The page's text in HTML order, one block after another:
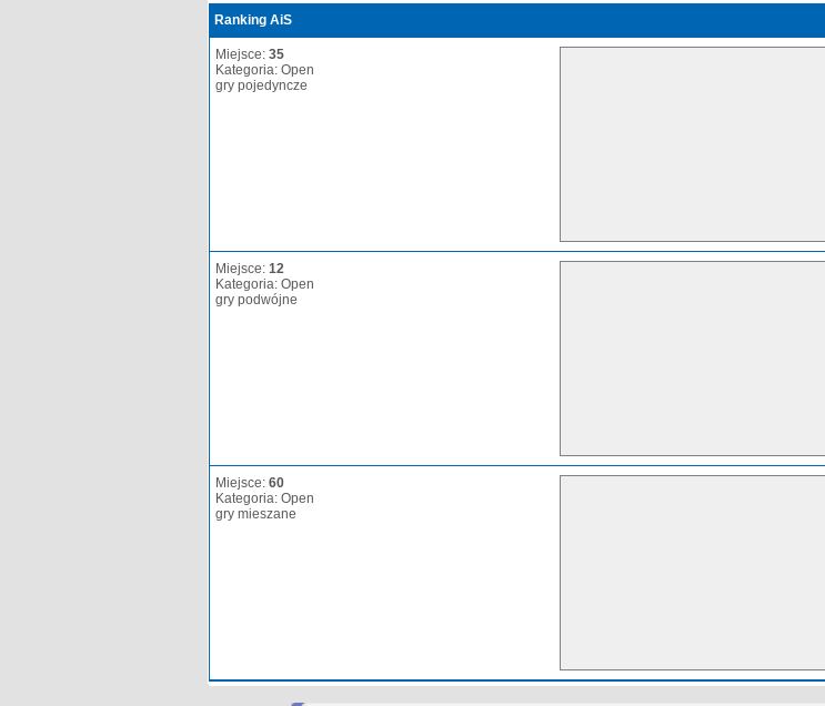
Ranking AiS
Miejsce: 35
Kategoria: Open
gry pojedyncze
Miejsce: 12
Kategoria: Open
gry podwójne
Miejsce: 60
Kategoria: Open
gry mieszane